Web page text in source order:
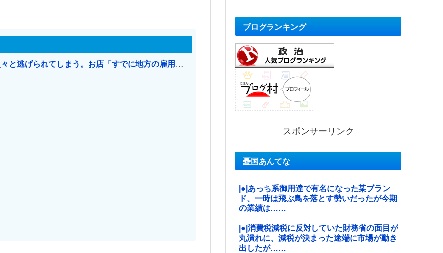
日本のお店、時給1500円でもミャンマー人に次々と逃げられてしまう。お店「すでに地方の雇用は崩壊」
ブログランキング
スポンサーリンク
憂国あんてな
|●|あっち系御用達で有名になった某ブラン
ド、一時は飛ぶ鳥を落とす勢いだったが今期
の業績は……
|●|消費税減税に反対していた財務省の面目が
丸潰れに、減税が決まった途端に市場が動き
出したが……